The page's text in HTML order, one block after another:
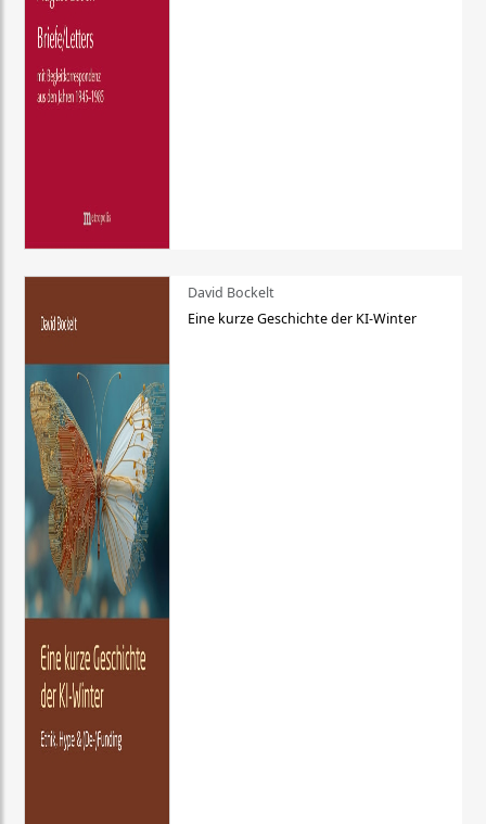
David Bockelt
Eine kurze Geschichte der KI-Winter